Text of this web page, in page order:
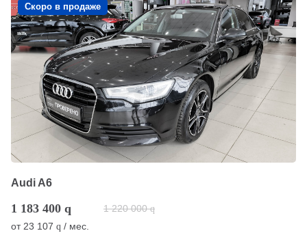
Скоро в продаже
Audi A6
1 183 400 q 1 220 000 q
от23 107 q / мес.